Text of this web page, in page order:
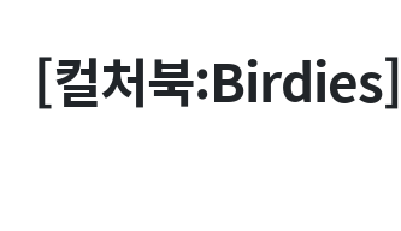
[컬처북:Birdies]